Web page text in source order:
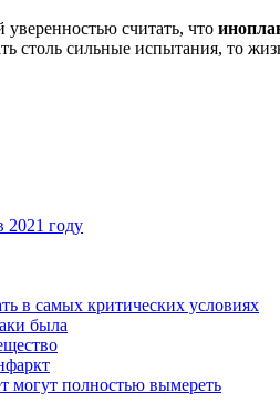
считать, что
сильные испытания, то
2021 году
в самых критических условиях
была
могут полностью вымереть